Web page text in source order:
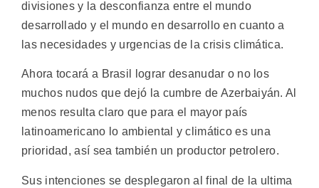
divisiones y la desconfianza entre el mundo
desarrollado y el mundo en desarrollo en cuanto a
las necesidades y urgencias de la crisis climática.
Ahora tocará a Brasil lograr desanudar o no los
muchos nudos que dejó la cumbre de Azerbaiyán. Al
menos resulta claro que para el mayor país
latinoamericano lo ambiental y climático es una
prioridad, así sea también un productor petrolero.
Sus intenciones se desplegaron al final de la ultima